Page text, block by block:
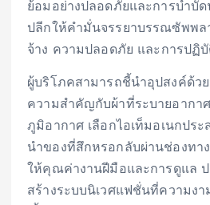
ย้อมอย่างปลอดภัยและการบำบั
ปลีกให้คำมั่นจรรยาบรรณซัพพล
จ้าง ความปลอดภัย และการปฏิ
ผู้บริโภคสามารถชี้นำอุปสงค์ด้ว
ความสำคัญกับผ้าที่ระบายอากา
ภูมิอากาศ เลือกไอเท็มอเนกปร
นำของที่สึกหรอกลับผ่านช่องทา
ให้คุณค่างานฝีมือและการดูแล ป
สร้างระบบนิเวศแฟชั่นที่ความง